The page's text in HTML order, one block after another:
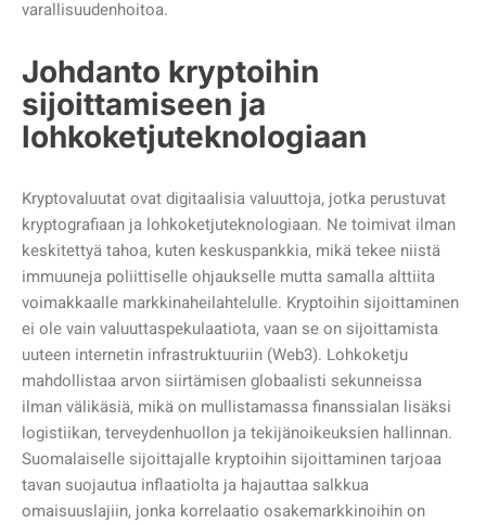
varallisuudenhoitoa.
Johdanto kryptoihin
sijoittamiseen ja
lohkoketjuteknologiaan
Kryptovaluutat ovat digitaalisia valuuttoja, jotka perustuvat
kryptografiaan ja lohkoketjuteknologiaan. Ne toimivat ilman
keskitettyä tahoa, kuten keskuspankkia, mikä tekee niistä
immuuneja poliittiselle ohjaukselle mutta samalla alttiita
voimakkaalle markkinaheilahtelulle. Kryptoihin sijoittaminen
ei ole vain valuuttaspekulaatiota, vaan se on sijoittamista
uuteen internetin infrastruktuuriin (Web3). Lohkoketju
mahdollistaa arvon siirtämisen globaalisti sekunneissa
ilman välikäsiä, mikä on mullistamassa finanssialan lisäksi
logistiikan, terveydenhuollon ja tekijänoikeuksien hallinnan.
Suomalaiselle sijoittajalle kryptoihin sijoittaminen tarjoaa
tavan suojautua inflaatiolta ja hajauttaa salkkua
omaisuuslajiin, jonka korrelaatio osakemarkkinoihin on